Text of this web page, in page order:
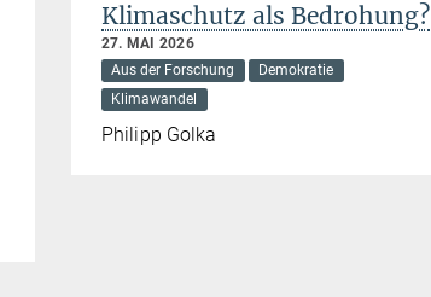
Klimaschutz als Bedrohung?
27. MAI 2026
Aus der Forschung
Demokratie
Klimawandel
Philipp Golka